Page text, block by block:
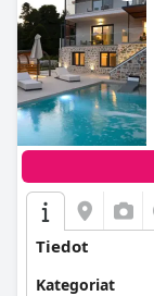
Tiedot
Kategoriat